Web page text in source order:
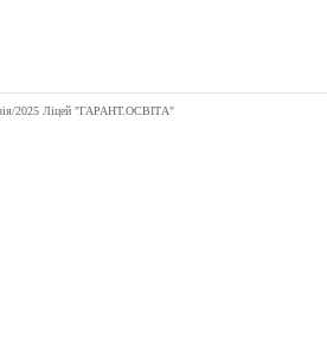
2025 Ліцей "ГАРАНТ.ОСВІТА"